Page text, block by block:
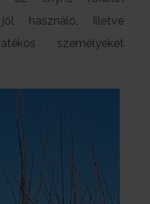
használó, illetve
személyeket